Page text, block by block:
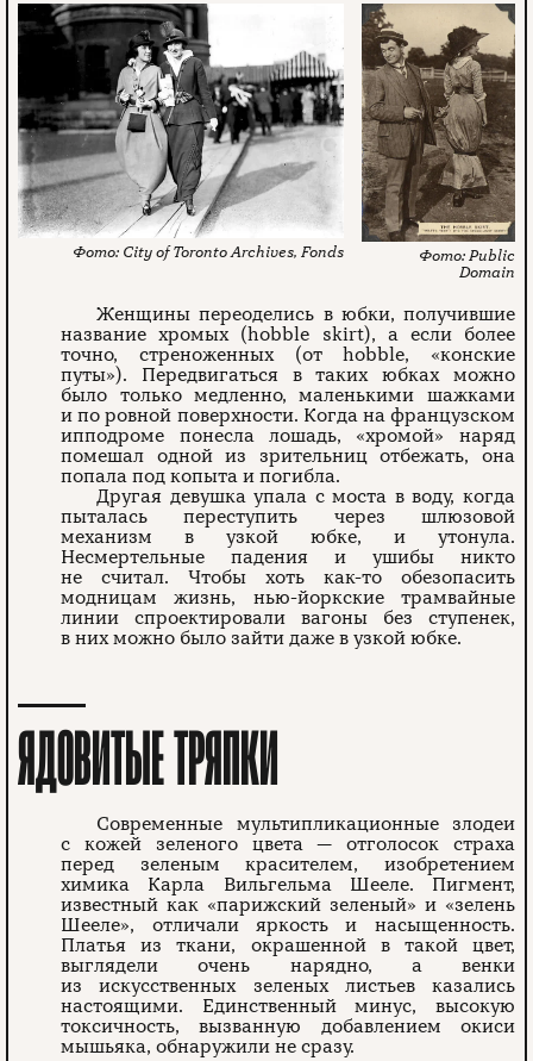
City of Toronto Archives, Fonds
Public
Domain
Женщины переоделись в юбки, получившие
название хромых (hobble skirt), а если более
точно, стреноженных (от hobble, «конские
путы»). Передвигаться в таких юбках можно
было только медленно, маленькими шажками
и по ровной поверхности. Когда на французском
ипподроме понесла лошадь, «хромой» наряд
помешал одной из зрительниц отбежать, она
попала под копыта и погибла.
Другая девушка упала с моста в воду, когда
пыталась переступить через шлюзовой
механизм в узкой юбке, и утонула.
Несмертельные падения и ушибы никто
не считал. Чтобы хоть как-то обезопасить
модницам жизнь, нью-йоркские трамвайные
линии спроектировали вагоны без ступенек,
в них можно было зайти даже в узкой юбке.
ЯДОВИТЫЕ ТРЯПКИ
Современные мультипликационные злодеи
с кожей зеленого цвета — отголосок страха
перед зеленым красителем, изобретением
химика Карла Вильгельма Шееле. Пигмент,
известный как «парижский зеленый» и «зелень
Шееле», отличали яркость и насыщенность.
Платья из ткани, окрашенной в такой цвет,
выглядели очень нарядно, а венки
из искусственных зеленых листьев казались
настоящими. Единственный минус, высокую
токсичность, вызванную добавлением окиси
мышьяка, обнаружили не сразу.